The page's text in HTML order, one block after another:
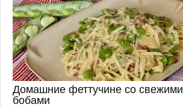
Домашние феттучине со свежими
бобами